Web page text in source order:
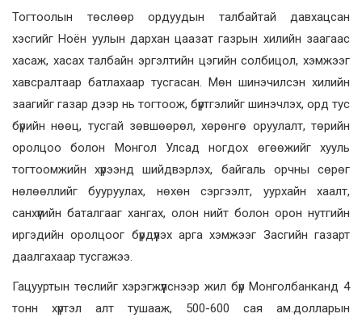
Тогтоолын төслөөр ордуудын талбайтай давхацсан
хэсгийг Ноён уулын дархан цаазат газрын хилийн заагаас
хасаж, хасах талбайн эргэлтийн цэгийн солбицол, хэмжээг
хавсралтаар батлахаар тусгасан. Мөн шинэчилсэн хилийн
заагийг газар дээр нь тогтоож, бүртгэлийг шинэчлэх, орд тус
бүрийн нөөц, тусгай зөвшөөрөл, хөрөнгө оруулалт, төрийн
оролцоо болон Монгол Улсад ногдох өгөөжийг хууль
тогтоомжийн хүрээнд шийдвэрлэх, байгаль орчны сөрөг
нөлөөллийг бууруулах, нөхөн сэргээлт, уурхайн хаалт,
санхүүгийн баталгааг хангах, олон нийт болон орон нутгийн
иргэдийн оролцоог бүрдүүлэх арга хэмжээг Засгийн газарт
даалгахаар тусгажээ.
Гацууртын төслийг хэрэгжүүлснээр жил бүр Монголбанканд 4
тонн хүртэл алт тушааж, 500-600 сая ам.долларын